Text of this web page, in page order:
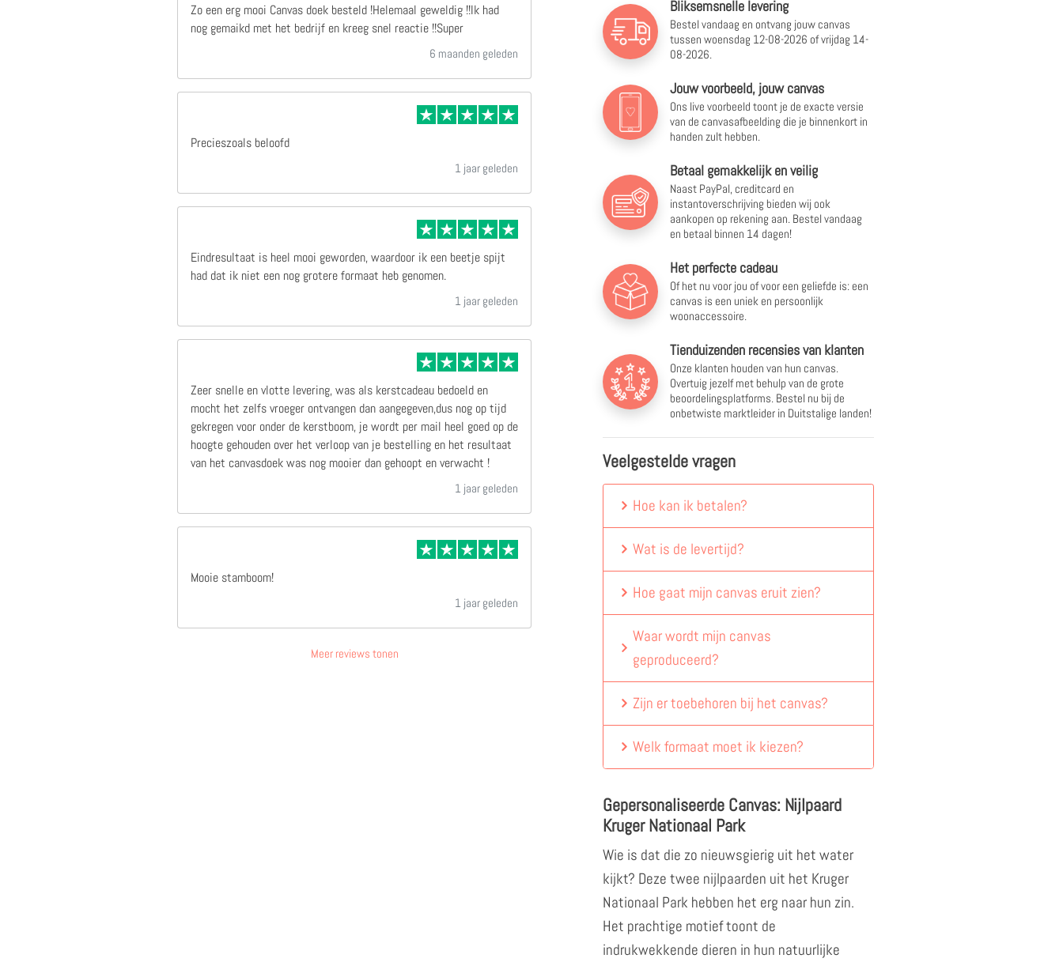
Zo een erg mooi Canvas doek besteld !Helemaal geweldig !!Ik had
nog gemaikd met het bedrijf en kreeg snel reactie !!Super
6 maanden geleden
Precieszoals beloofd
1 jaar geleden
Eindresultaat is heel mooi geworden, waardoor ik een beetje spijt
had dat ik niet een nog grotere formaat heb genomen.
1 jaar geleden
Zeer snelle en vlotte levering, was als kerstcadeau bedoeld en
mocht het zelfs vroeger ontvangen dan aangegeven,dus nog op tijd
gekregen voor onder de kerstboom, je wordt per mail heel goed op de
hoogte gehouden over het verloop van je bestelling en het resultaat
van het canvasdoek was nog mooier dan gehoopt en verwacht !
1 jaar geleden
Mooie stamboom!
1 jaar geleden
Meer reviews tonen
Bliksemsnelle levering
Bestel vandaag en ontvang jouw canvas
tussen woensdag 12-08-2026 of vrijdag 14-
08-2026.
Jouw voorbeeld, jouw canvas
Ons live voorbeeld toont je de exacte versie
van de canvasafbeelding die je binnenkort in
handen zult hebben.
Betaal gemakkelijk en veilig
Naast PayPal, creditcard en
instantoverschrijving bieden wij ook
aankopen op rekening aan. Bestel vandaag
en betaal binnen 14 dagen!
Het perfecte cadeau
Of het nu voor jou of voor een geliefde is: een
canvas is een uniek en persoonlijk
woonaccessoire.
Tienduizenden recensies van klanten
Onze klanten houden van hun canvas.
Overtuig jezelf met behulp van de grote
beoordelingsplatforms. Bestel nu bij de
onbetwiste marktleider in Duitstalige landen!
Veelgestelde vragen
Hoe kan ik betalen?
Wat is de levertijd?
Hoe gaat mijn canvas eruit zien?
Waar wordt mijn canvas
geproduceerd?
Zijn er toebehoren bij het canvas?
Welk formaat moet ik kiezen?
Gepersonaliseerde Canvas: Nijlpaard
Kruger Nationaal Park
Wie is dat die zo nieuwsgierig uit het water
kijkt? Deze twee nijlpaarden uit het Kruger
Nationaal Park hebben het erg naar hun zin.
Het prachtige motief toont de
indrukwekkende dieren in hun natuurlijke